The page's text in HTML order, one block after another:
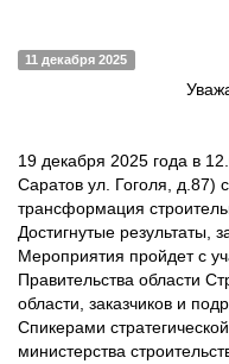
11 декабря 2025
19 декабря 2025 года в
Саратов ул. Гоголя, д.87)
трансформация
Достигнутые результаты,
Мероприятия пройдет с
Правительства области
области, заказчиков и
Спикерами
министерства